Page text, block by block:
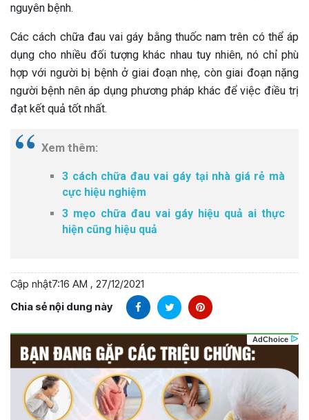
nguyên bệnh.
Các cách chữa đau vai gáy bằng thuốc nam trên có thể áp
dụng cho nhiều đối tượng khác nhau tuy nhiên, nó chỉ phù
hợp với người bị bệnh ở giai đoạn nhẹ, còn giai đoạn nặng
người bệnh nên áp dụng phương pháp khác để việc điều trị
đạt kết quả tốt nhất.
Xem thêm:
3 cách chữa đau vai gáy tại nhà giá rẻ mà
cực hiệu nghiệm
3 mẹo chữa đau vai gáy hiệu quả ai thực
hiện cũng hiệu quả
Cập nhật7:16 AM , 27/12/2021
Chia sẻ nội dung này